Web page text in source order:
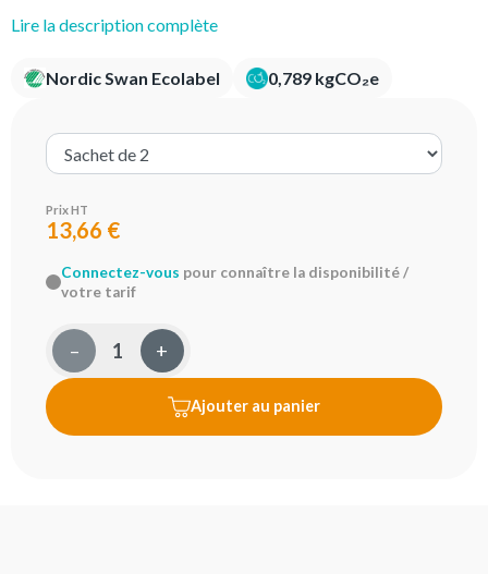
Lire la description complète
Nordic Swan Ecolabel 0,789 kgCO₂e
Prix HT
13,66 €
Connectez-vous pour connaître la disponibilité /
votre tarif
– +
Ajouter au panier